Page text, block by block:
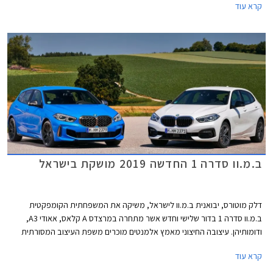
קופרה לאון.
קרא עוד
ב.מ.וו סדרה 1 החדשה 2019 מושקת בישראל
דלק מוטורס, יבואנית ב.מ.וו לישראל, משיקה את המשפחתית הקומפקטית
ב.מ.וו סדרה 1 בדור שלישי וחדש אשר מתחרה במרצדס A קלאס, אאודי A3,
ודומותיהן. עיצובה החיצוני מאמץ אלמנטים מוכרים משפת העיצוב המסורתית
יציב ורחב..
קרא עוד